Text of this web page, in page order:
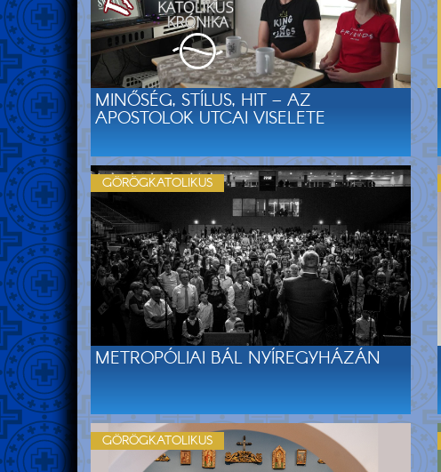
MINŐSÉG, STÍLUS, HIT – AZ
APOSTOLOK UTCAI VISELETE
METROPÓLIAI BÁL NYÍREGYHÁZÁN
GÖRÖGKATOLIKUS
GÖRÖGKATOLIKUS